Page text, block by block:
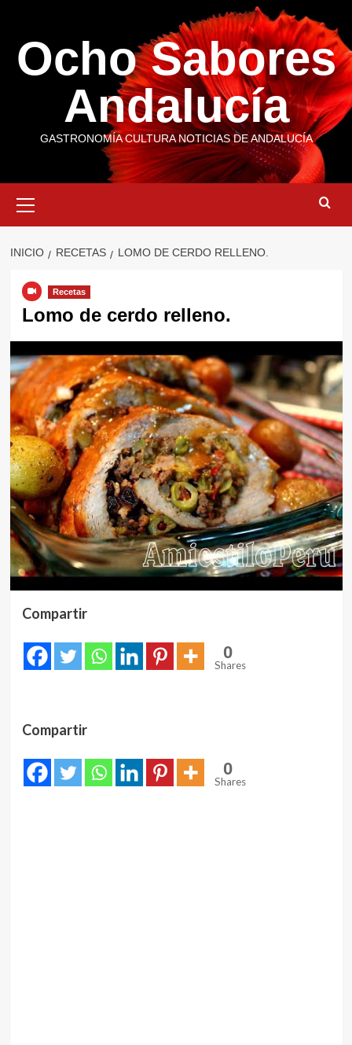
contenido
Ocho Sabores
Andalucía
GASTRONOMÍA CULTURA NOTICIAS DE ANDALUCÍA
primario
INICIO RECETAS LOMO DE CERDO RELLENO.
Recetas
Lomo de cerdo relleno.
Compartir
0
Shares
Compartir
0
Shares